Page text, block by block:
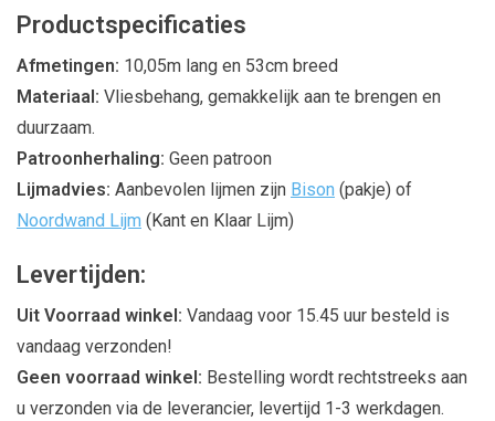
Productspecificaties
Afmetingen: 10,05m lang en 53cm breed
Materiaal: Vliesbehang, gemakkelijk aan te brengen en
duurzaam.
Patroonherhaling: Geen patroon
Lijmadvies: Aanbevolen lijmen zijn Bison (pakje) of
Noordwand Lijm (Kant en Klaar Lijm)
Levertijden:
Uit Voorraad winkel: Vandaag voor 15.45 uur besteld is
vandaag verzonden!
Geen voorraad winkel: Bestelling wordt rechtstreeks aan
u verzonden via de leverancier, levertijd 1-3 werkdagen.